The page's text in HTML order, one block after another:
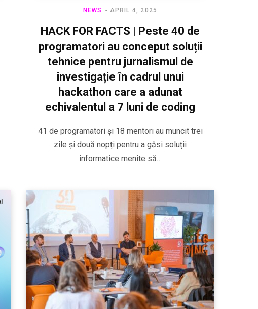
NEWS APRIL 4, 2025
HACK FOR FACTS | Peste 40 de
programatori au conceput soluții
tehnice pentru jurnalismul de
investigație în cadrul unui
hackathon care a adunat
echivalentul a 7 luni de coding
41 de programatori și 18 mentori au muncit trei
zile și două nopți pentru a găsi soluții
informatice menite să…